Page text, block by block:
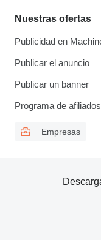
Nuestras ofertas
Publicidad en
Publicar el anuncio
Publicar un banner
Programa de afiliados
Empresas